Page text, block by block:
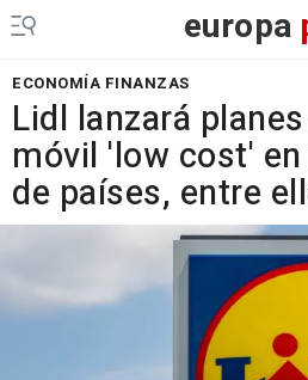
europa
ECONOMÍA FINANZAS
Lidl lanzará
móvil 'low cost'
de países, entre